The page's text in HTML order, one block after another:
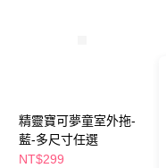
精靈寶可夢童室外拖-
藍-多尺寸任選
NT$299